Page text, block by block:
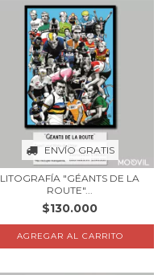
ENVÍO GRATIS
LITOGRAFÍA "GÉANTS DE LA
ROUTE"...
$130.000
AGREGAR AL CARRITO